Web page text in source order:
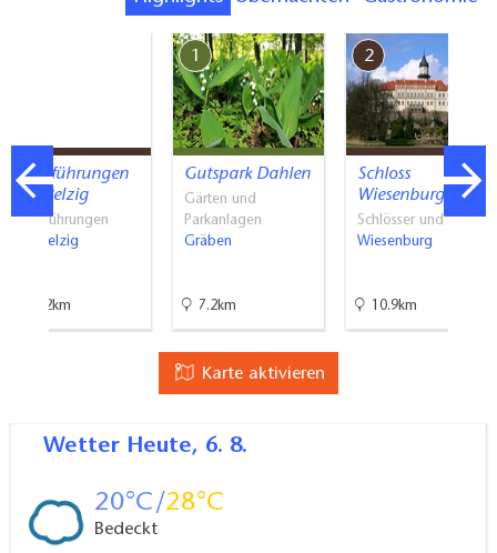
Stadtführungen
Bad Belzig
Stadtführungen
Bad Belzig
24.2km
1
Gutspark Dahlen
Gärten und
Parkanlagen
Gräben
7.2km
2
Schloss
Wiesenburg
Schlösser und Parks
Wiesenburg
10.9km
Karte aktivieren
Wetter Heute, 6. 8.
20 28
Bedeckt